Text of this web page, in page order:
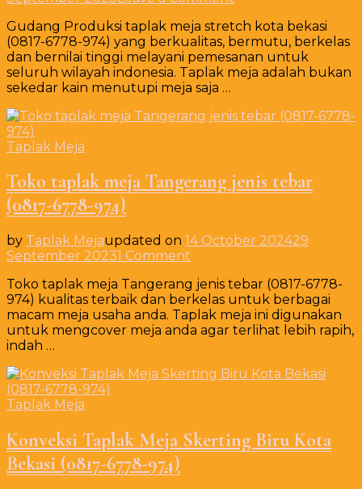
Produksi
taplak
meja
stretch
(0817-
Gudang Produksi taplak meja stretch kota bekasi
(0817-6778-974) yang berkualitas, bermutu, berkelas
dan bernilai tinggi melayani pemesanan untuk
seluruh wilayah indonesia. Taplak meja adalah bukan
sekedar kain menutupi meja saja …
Taplak Meja
Toko taplak meja Tangerang jenis tebar
(0817-6778-974)
by Taplak Mejaupdated on 14 October 202429
September 20231 Comment
taplak
meja
Tangerang
jenis
6778-
Toko taplak meja Tangerang jenis tebar (0817-6778-
974) kualitas terbaik dan berkelas untuk berbagai
macam meja usaha anda. Taplak meja ini digunakan
untuk mengcover meja anda agar terlihat lebih rapih,
indah …
Taplak Meja
Konveksi Taplak Meja Skerting Biru Kota
Bekasi (0817-6778-974)